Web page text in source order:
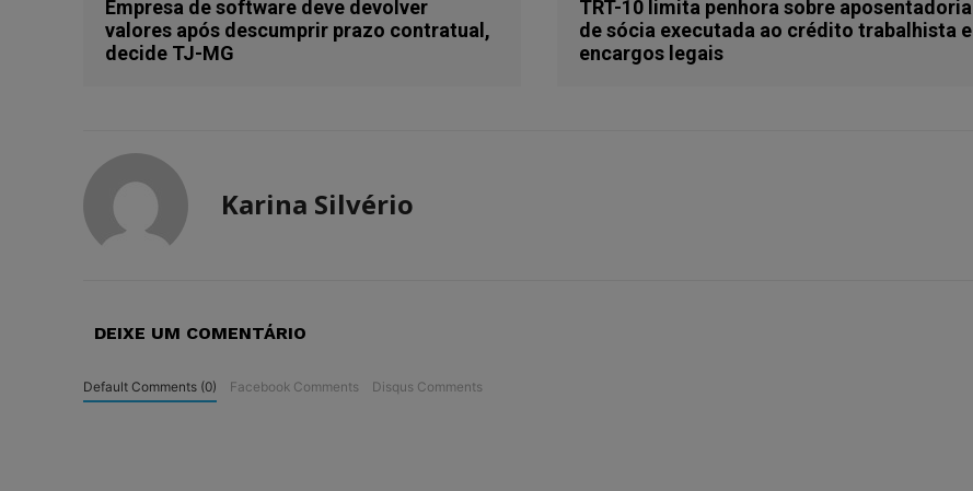
Empresa de software deve devolver
valores após descumprir prazo contratual,
decide TJ-MG
TRT-10 limita penhora sobre aposentadoria
de sócia executada ao crédito trabalhista e
encargos legais
Karina Silvério
DEIXE UM COMENTÁRIO
Default Comments (0) Facebook Comments Disqus Comments